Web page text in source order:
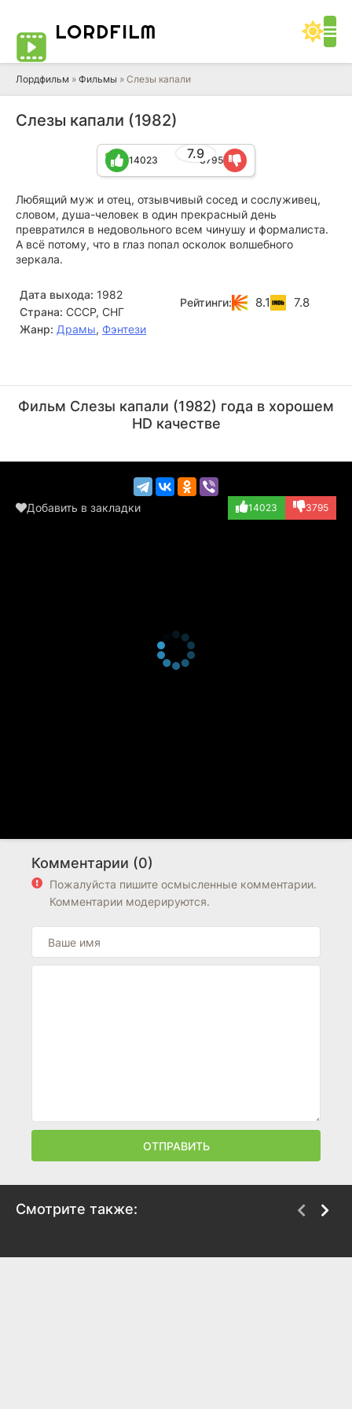
LORDFILM
Лордфильм » Фильмы » Слезы капали
Слезы капали (1982)
7.9
14023 3795
Любящий муж и отец, отзывчивый сосед и сослуживец,
словом, душа-человек в один прекрасный день
превратился в недовольного всем чинушу и формалиста.
А всё потому, что в глаз попал осколок волшебного
зеркала.
Дата выхода: 1982
Страна: СССР, СНГ
Жанр: Драмы, Фэнтези
Рейтинги: 8.1 7.8
(Дина)
(хозяин лошади)
Фильм Слезы капали (1982) года в хорошем
HD качестве
Добавить в закладки 14023 3795
Комментарии (0)
Пожалуйста пишите осмысленные комментарии.
Комментарии модерируются.
ОТПРАВИТЬ
Смотрите также: